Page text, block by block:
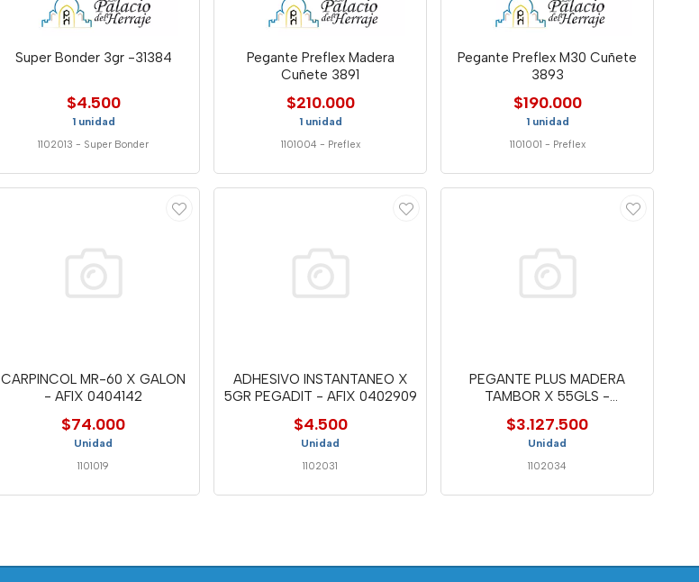
Super Bonder 3gr -31384
$4.500
1 unidad
1102013 - Super Bonder
Pegante Preflex Madera
Cuñete 3891
$210.000
1 unidad
1101004 - Preflex
Pegante Preflex M30 Cuñete
3893
$190.000
1 unidad
1101001 - Preflex
CARPINCOL MR-60 X GALON
- AFIX 0404142
$74.000
Unidad
1101019
ADHESIVO INSTANTANEO X
5GR PEGADIT - AFIX 0402909
$4.500
Unidad
1102031
PEGANTE PLUS MADERA
TAMBOR X 55GLS -
CONTINENTAL
$3.127.500
Unidad
1102034